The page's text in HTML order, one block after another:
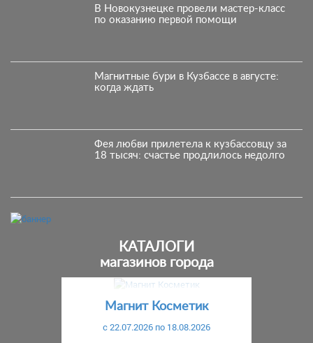
В Новокузнецке провели мастер-класс
по оказанию первой помощи
Магнитные бури в Кузбассе в августе:
когда ждать
Фея любви прилетела к кузбассовцу за
18 тысяч: счастье продлилось недолго
КАТАЛОГИ
магазинов города
Магнит Косметик
c 22.07.2026 по 18.08.2026